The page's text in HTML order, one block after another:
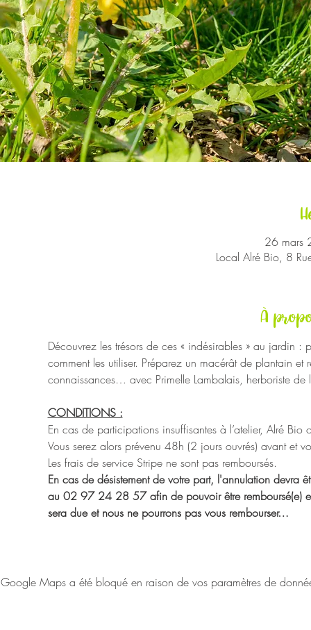
26
Local Alré Bio, 8
À
Découvrez les trésors de ces « indésirables » au
comment les utiliser. Préparez un macérât de plantain
connaissances… avec Primelle Lambalais, herboriste
CONDITIONS :
En cas de participations insuffisantes à l’atelier, Alré
Vous serez alors prévenu 48h (2 jours ouvrés) avant et
Les frais de service Stripe ne sont pas remboursés.
En cas de désistement de votre part, l'annulation
au 02 97 24 28 57 afin de pouvoir être remboursé(e)
sera due et nous ne pourrons pas vous rembourser…
Google Maps a été bloqué en raison de vos paramètres de